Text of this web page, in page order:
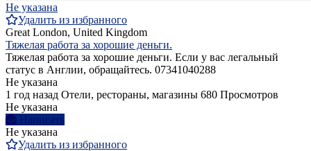
Не указана
Удалить из избранного
Great London, United Kingdom
Тяжелая работа за хорошие деньги.
Тяжелая работа за хорошие деньги. Если у вас легальный
статус в Англии, обращайтесь. 07341040288
Не указана
1 год назад Отели, рестораны, магазины 680 Просмотров
Не указана
Написать
Не указана
Удалить из избранного